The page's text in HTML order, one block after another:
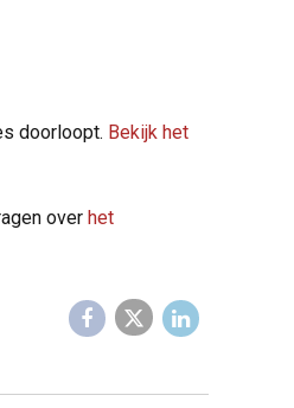
doorloopt. Bekijk het
over het